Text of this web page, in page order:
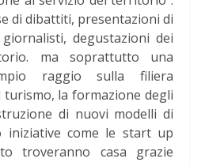
di dibattiti, presentazioni di
degustazioni dei
ma soprattutto una
raggio sulla filiera
la formazione degli
di nuovi modelli di
iniziative come le start up
troveranno casa grazie